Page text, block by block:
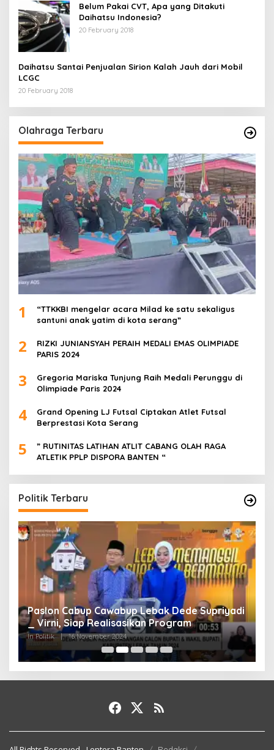
Belum Pakai CVT, Apa yang Ditakuti
Daihatsu Indonesia?
20 February 2018
Daihatsu Santai Penjualan Sirion Kalah Jauh dari Mobil
LCGC
20 February 2018
Olahraga Terbaru
1
“TTKKBI mengelar acara Milad ke satu sekaligus
santuni anak yatim di kota serang”
2
RIZKI JUNIANSYAH PERAIH MEDALI EMAS OLIMPIADE
PARIS 2024
3
Gregoria Mariska Tunjung Raih Medali Perunggu di
Olimpiade Paris 2024
4
Grand Opening LJ Futsal Ciptakan Atlet Futsal
Berprestasi Kota Serang
5
” RUTINITAS LATIHAN ATLIT CABANG OLAH RAGA
ATLETIK PPLP DISPORA BANTEN “
Politik Terbaru
Paslon Cabup Cawabup Lebak Dede Supriyadi
_ Virni, Siap Realisasikan Program
In Politik | 16 November 2024